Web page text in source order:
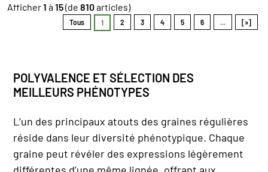
Afficher1 à15(de 810articles)
Tous 1 2 3 4 5 6 ... [»]
POLYVALENCE ET SÉLECTION DES
MEILLEURS PHÉNOTYPES
L’un des principaux atouts des graines régulières
réside dans leur diversité phénotypique. Chaque
graine peut révéler des expressions légèrement